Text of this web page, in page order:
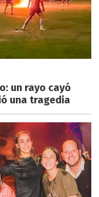
un rayo cayó
una tragedia